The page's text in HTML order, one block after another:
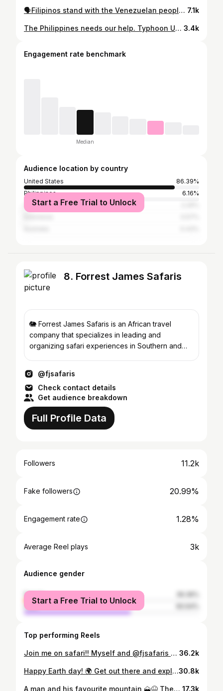
🗣️Filipinos stand with the Venezuelan people! No to US imperialist intervention! ✊🏼Hands Off Venezuela! #HandsOffVenezuela 7.1k
The Philippines needs our help. Typhoon Uwan (Fung-Wong) will make a direct hit on the Philippines by November 9 (U.S. time). By then, it is expected to have intensified into a super typhoon spanning more than two-thirds of the entire country, leaving almost 31 million people exposed. We are urgently appealing all people to support our grassroots community relief drive and ongoing rehabilitation efforts. Donate: http://www.tinyurl.com/nafcondisasterresponse Stay Involved: https://www.tinyurl.com/joinbdrcampaign 3.4k
Engagement rate benchmark
Median
Audience location by country
United States
86.39%
Philippines
6.16%
Canada
Start a Free Trial to Unlock
8. Forrest James Safaris
🐘 Forrest James Safaris is an African travel
company that specializes in leading and
organizing safari experiences in Southern and
@fjsafaris
Check contact details
Get audience breakdown
Full Profile Data
Followers 11.2k
Fake followers 20.99%
Engagement rate 1.28%
Average Reel plays 3k
Audience gender
female
male
Start a Free Trial to Unlock
Top performing Reels
Join me on safari!! Myself and @fjsafaris are delighted to be back in Kenya with 2 groups. Amboseli, Lake Naivasha and the Maasai Mara to hopefully witness the Great migration! Get in touch! #greatmigration #safariphotography #magicalkenya 36.2k
Happy Earth day! 🌍 Get out there and explore what this world has to offer, it’s magic!! Footage I managed to capture during safari in Kenya and Borneo and there is still so much more to see 😮‍💨 #earthdayeveryday #earthday #sonyalpha30.8k
A man and his favourite mountain 🗻😆 There’s just something about Kilimanjaro and safari in Amboseli 🙏🏽 #amboseli #maasaimara #magicalkenya #safariphotography #sliving #solotravels 17.3k